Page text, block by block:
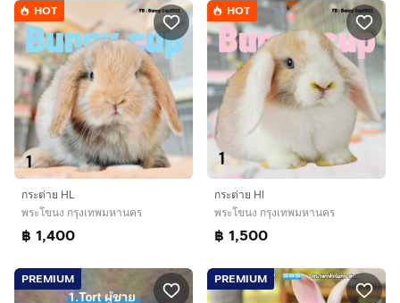
HOT
กระต่าย HL
พระโขนง กรุงเทพมหานคร
฿ 1,400
HOT
กระต่าย Hl
พระโขนง กรุงเทพมหานคร
฿ 1,500
PREMIUM PREMIUM